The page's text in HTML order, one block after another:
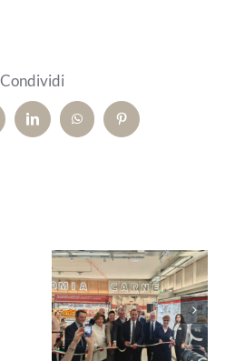
Condividi
LinkedInWhatsAppPinterest